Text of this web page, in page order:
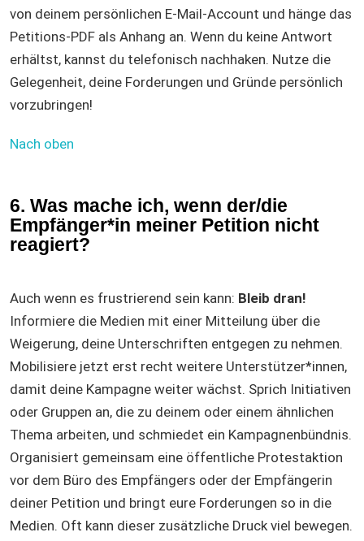
von deinem persönlichen E-Mail-Account und hänge das
Petitions-PDF als Anhang an. Wenn du keine Antwort
erhältst, kannst du telefonisch nachhaken. Nutze die
Gelegenheit, deine Forderungen und Gründe persönlich
vorzubringen!
Nach oben
6. Was mache ich, wenn der/die
Empfänger*in meiner Petition nicht
reagiert?
Auch wenn es frustrierend sein kann: Bleib dran!
Informiere die Medien mit einer Mitteilung über die
Weigerung, deine Unterschriften entgegen zu nehmen.
Mobilisiere jetzt erst recht weitere Unterstützer*innen,
damit deine Kampagne weiter wächst. Sprich Initiativen
oder Gruppen an, die zu deinem oder einem ähnlichen
Thema arbeiten, und schmiedet ein Kampagnenbündnis.
Organisiert gemeinsam eine öffentliche Protestaktion
vor dem Büro des Empfängers oder der Empfängerin
deiner Petition und bringt eure Forderungen so in die
Medien. Oft kann dieser zusätzliche Druck viel bewegen.